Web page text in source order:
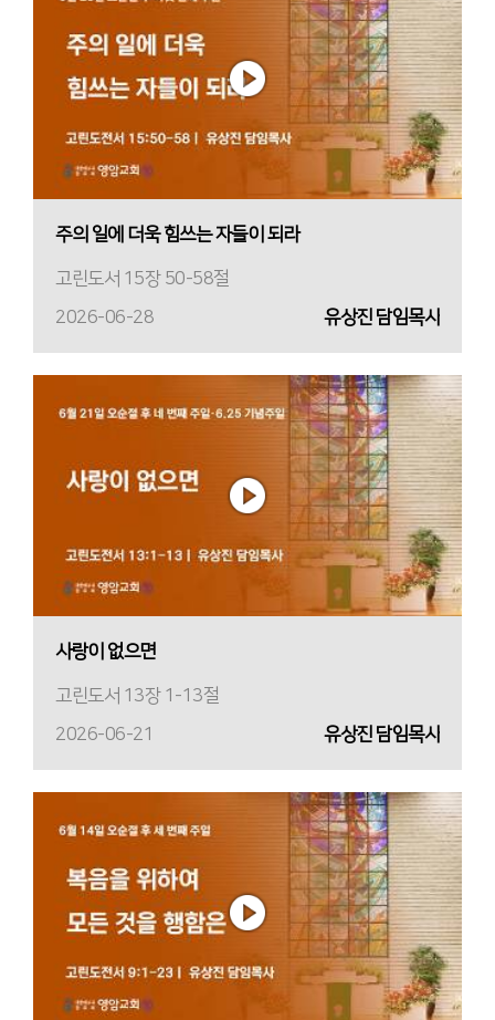
주의 일에 더욱 힘쓰는 자들이 되라
고린도서 15장 50-58절
2026-06-28
유상진 담임목사
사랑이 없으면
고린도서 13장 1-13절
2026-06-21
유상진 담임목사